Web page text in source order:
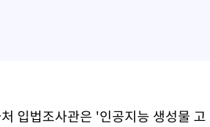
입법조사관은 '인공지능 생성물 고